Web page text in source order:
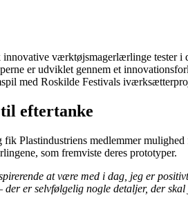
værktøjsmagerlærlinge tester i
er udviklet gennem et
med Roskilde Festivals
eftertanke
fik Plastindustriens medlemmer
som fremviste deres prototyper.
at være med i dag, jeg er
der er selvfølgelig nogle detaljer, der